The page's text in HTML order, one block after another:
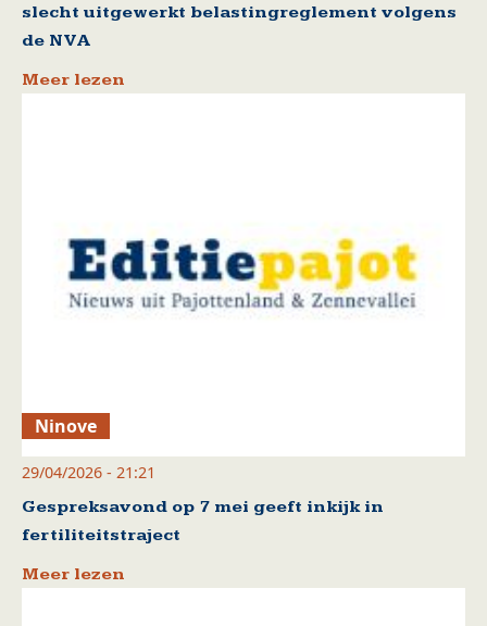
slecht uitgewerkt belastingreglement volgens
de NVA
Meer lezen
Ninove
29/04/2026 - 21:21
Gespreksavond op 7 mei geeft inkijk in
fertiliteitstraject
Meer lezen